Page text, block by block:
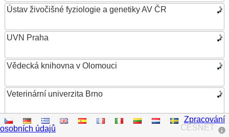
Ústav živočišné fyziologie a genetiky AV ČR
UVN Praha
Vědecká knihovna v Olomouci
Veterinární univerzita Brno
VŠB – Technická univerzita Ostrava
CESNET
Zpracování
osobních údajů